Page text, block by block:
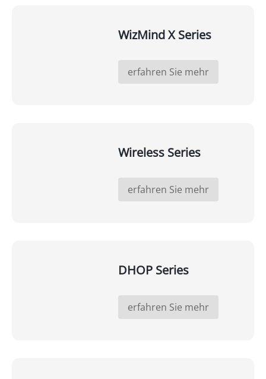
WizMind X Series
erfahren Sie mehr
Wireless Series
erfahren Sie mehr
DHOP Series
erfahren Sie mehr